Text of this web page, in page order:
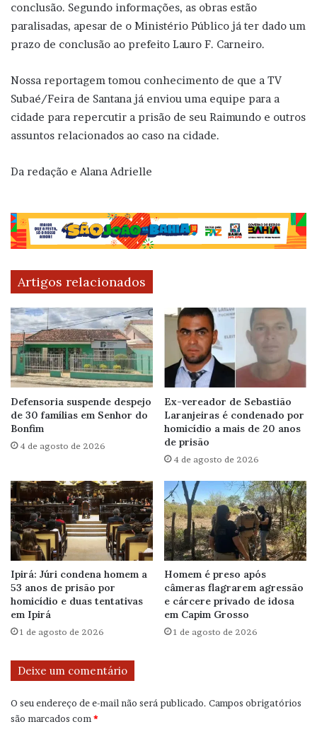
conclusão. Segundo informações, as obras estão
paralisadas, apesar de o Ministério Público já ter dado um
prazo de conclusão ao prefeito Lauro F. Carneiro.
Nossa reportagem tomou conhecimento de que a TV
Subaé/Feira de Santana já enviou uma equipe para a
cidade para repercutir a prisão de seu Raimundo e outros
assuntos relacionados ao caso na cidade.
Da redação e Alana Adrielle
Artigos relacionados
Defensoria suspende despejo
de 30 famílias em Senhor do
Bonfim
4 de agosto de 2026
Ex-vereador de Sebastião
Laranjeiras é condenado por
homicídio a mais de 20 anos
de prisão
4 de agosto de 2026
Ipirá: Júri condena homem a
53 anos de prisão por
homicídio e duas tentativas
em Ipirá
1 de agosto de 2026
Homem é preso após
câmeras flagrarem agressão
e cárcere privado de idosa
em Capim Grosso
1 de agosto de 2026
Deixe um comentário
O seu endereço de e-mail não será publicado. Campos obrigatórios
são marcados com*